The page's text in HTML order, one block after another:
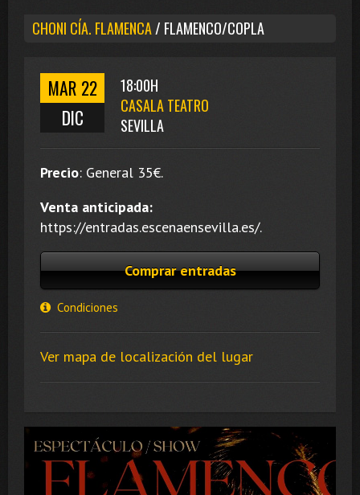
CHONI CÍA. FLAMENCA/ FLAMENCO/COPLA
MAR 22
DIC
18:00H
CASALA TEATRO
SEVILLA
Precio: General 35€.
Venta anticipada:
https://entradas.escenaensevilla.es/.
Comprar entradas
Condiciones
Ver mapa de localización del lugar